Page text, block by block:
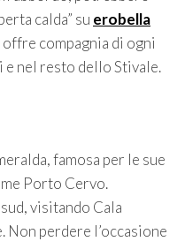
calda” su erobella
compagnia di ogni
nel resto dello Stivale.
famosa per le sue
Porto Cervo.
visitando Cala
Non perdere l’occasione